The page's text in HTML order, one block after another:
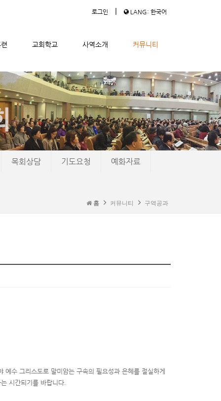
로그인 | LANG: 한국어
교회학교 사역소개 커뮤니티
목회상담 기도요청 예화자료
홈 커뮤니티 구역공과
수 그리스도로 말미암는 구속의 필요성과 은혜를 절실하게
시간되기를 바랍니다.